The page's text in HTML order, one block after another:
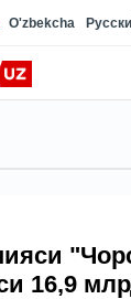
O'zbekcha
16,9